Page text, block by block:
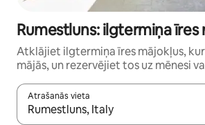
Rumestluns: ilgtermiņa īres
Atklājiet ilgtermiņa īres mājokļus,
mājās, un rezervējiet tos uz mēnesi
Atrašanās vieta
Kad rezultāti kļūs pieejami,